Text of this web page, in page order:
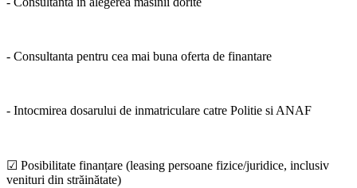
- Consultanta pentru cea mai buna oferta de finantare
- Intocmirea dosarului de inmatriculare catre Politie si ANAF
☑ Posibilitate finanțare (leasing persoane fizice/juridice, inclusiv
venituri din străinătate)